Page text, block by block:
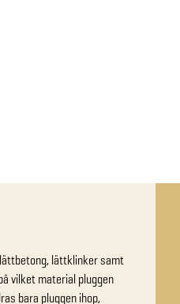
lättbetong, lättklinker samt
vilket material pluggen
bara pluggen ihop,